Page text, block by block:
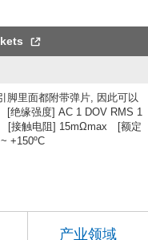
脚里面都附带弹片, 因此可以
[绝缘强度] AC 1 DOV RMS 1
接触电阻] 15mΩmax [额定
+150ºC
产业领域